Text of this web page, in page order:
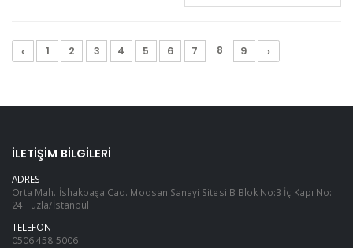
‹ 1 2 3 4 5 6 7 8 9 ›
İLETIŞIM BILGILERI
ADRES
Orta Mah. İshakpaşa Cad. Modsan Sanayi Sitesi B Blok No:3 İç Kapı No:
24 Tuzla/İstanbul
TELEFON
0506 458 5006